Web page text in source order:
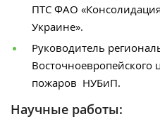
ПТС ФАО
Украине».
Руководитель
Восточноевропейского
пожаров НУБиП.
Научные работы: